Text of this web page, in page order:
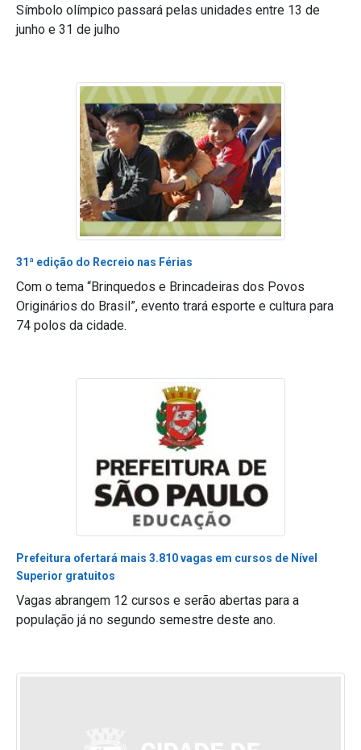
Símbolo olímpico passará pelas unidades entre 13 de
junho e 31 de julho
31ª edição do Recreio nas Férias
Com o tema “Brinquedos e Brincadeiras dos Povos
Originários do Brasil”, evento trará esporte e cultura para
74 polos da cidade.
Prefeitura ofertará mais 3.810 vagas em cursos de Nível
Superior gratuitos
Vagas abrangem 12 cursos e serão abertas para a
população já no segundo semestre deste ano.